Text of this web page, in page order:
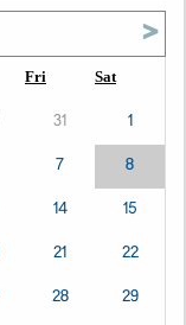
>
Fri Sat
31
1
7
8
14
15
21
22
28
29